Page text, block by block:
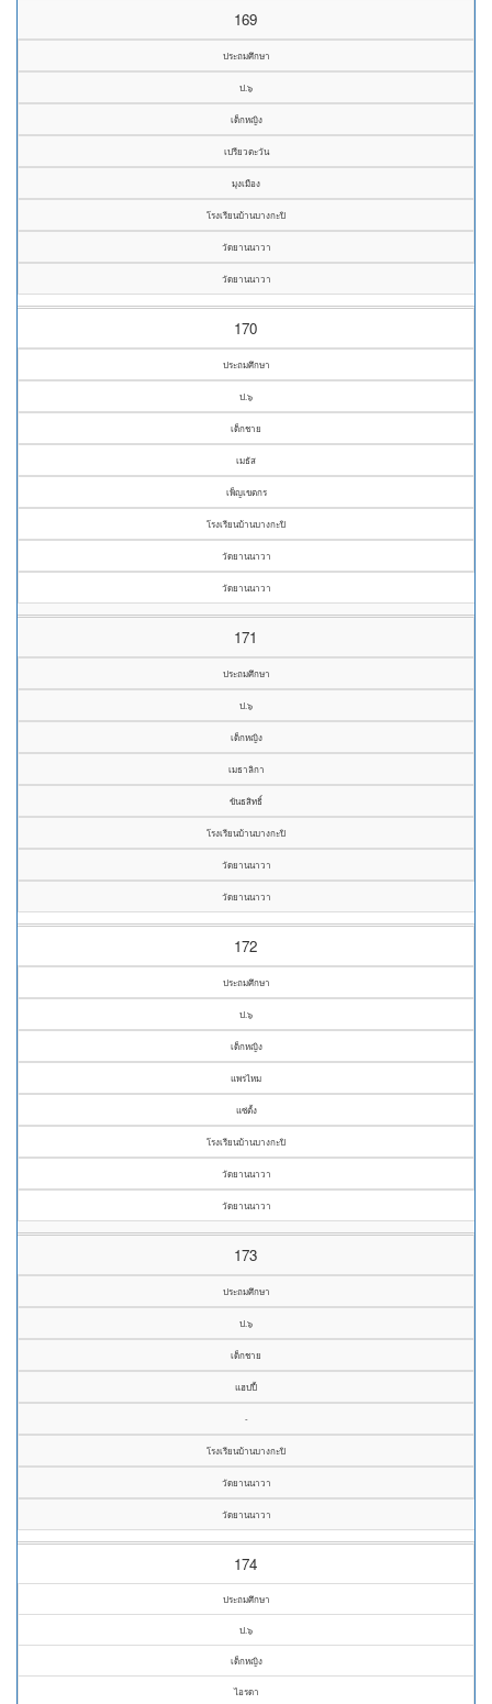
169
ประถมศึกษา
ป.๖
เด็กหญิง
เปรียวตะวัน
มุงเมือง
โรงเรียนบ้านบางกะปิ
วัดยานนาวา
วัดยานนาวา
170
ประถมศึกษา
ป.๖
เด็กชาย
เมธัส
เพ็ญเขตกร
โรงเรียนบ้านบางกะปิ
วัดยานนาวา
วัดยานนาวา
171
ประถมศึกษา
ป.๖
เด็กหญิง
เมธาลิกา
ขันธสิทธิ์
โรงเรียนบ้านบางกะปิ
วัดยานนาวา
วัดยานนาวา
172
ประถมศึกษา
ป.๖
เด็กหญิง
แพรไหม
แซ่ตั้ง
โรงเรียนบ้านบางกะปิ
วัดยานนาวา
วัดยานนาวา
173
ประถมศึกษา
ป.๖
เด็กชาย
แฮปปี้
-
โรงเรียนบ้านบางกะปิ
วัดยานนาวา
วัดยานนาวา
174
ประถมศึกษา
ป.๖
เด็กหญิง
ไอรดา